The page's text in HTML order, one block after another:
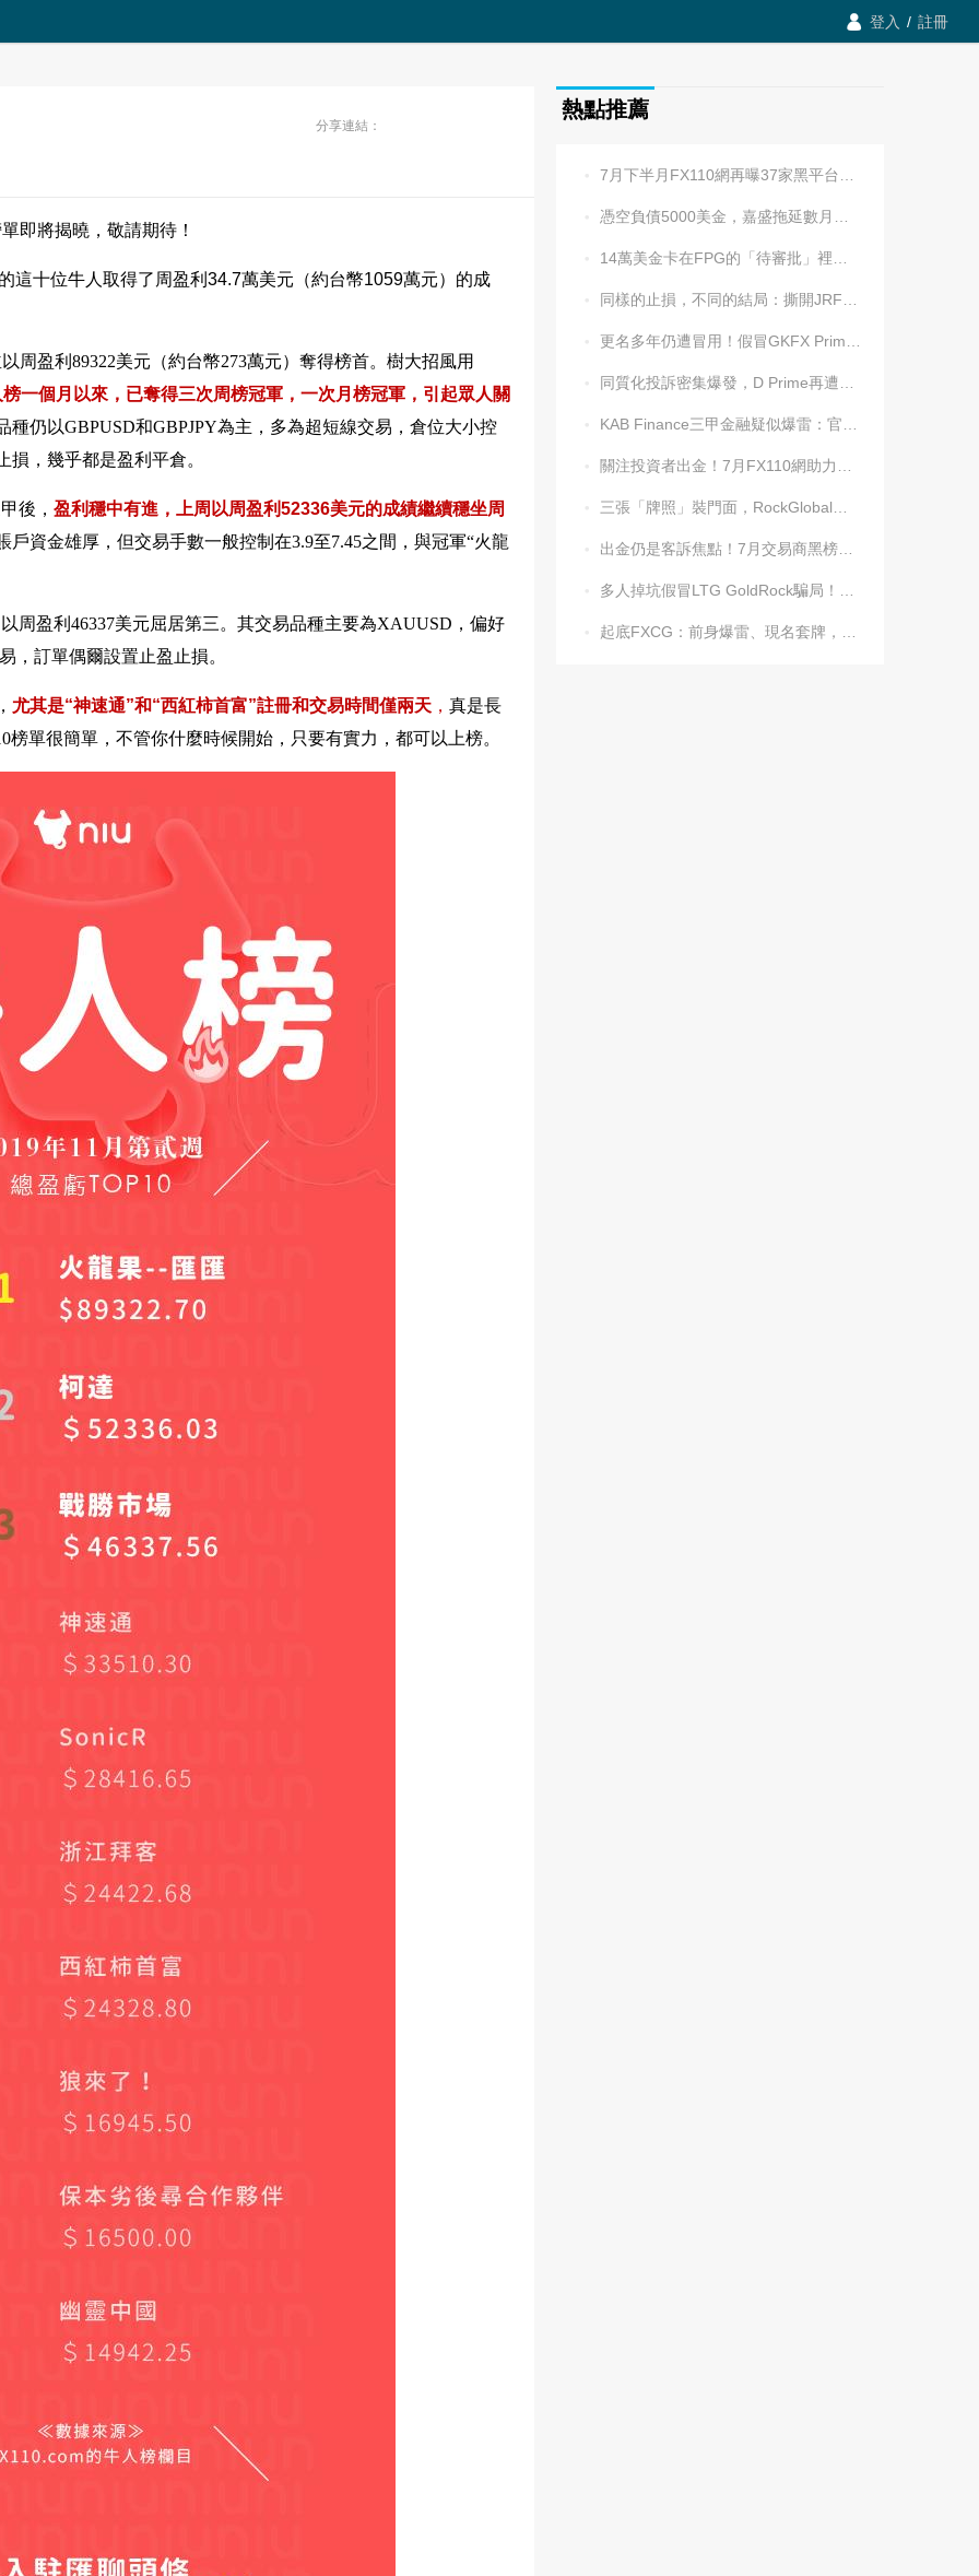
 登入 / 註冊
分享連結：
即將揭曉，敬請期待！
這十位牛人取得了周盈利34.7萬美元（約台幣1059萬元）的成
周盈利89322美元（約台幣273萬元）奪得榜首。樹大招風用
一個月以來，已奪得三次周榜冠軍，一次月榜冠軍，引起眾人關
種仍以GBPUSD和GBPJPY為主，多為超短線交易，倉位大小控
，幾乎都是盈利平倉。
後， 盈利穩中有進，上周以周盈利52336美元的成績繼續穩坐周
資金雄厚，但交易手數一般控制在3.9至7.45之間，與冠軍“火龍
周盈利46337美元屈居第三。其交易品種主要為XAUUSD，偏好
，訂單偶爾設置止盈止損。
尤其是“神速通”和“西紅柿首富”註冊和交易時間僅兩天 ， 真是長
榜單很簡單，不管你什麼時候開始，只要有實力，都可以上榜。
熱點推薦
7月下半月FX110網再曝37家黑平台，多家疑為同一團伙操控
憑空負債5000美金，嘉盛拖延數月後封號！老牌平台耍流氓更令人心寒
14萬美金卡在FPG的「待審批」裡逾兩週，平台全線冷處理
同樣的止損，不同的結局：撕開JRFX金榮環球定向滑點的遮羞布
更名多年仍遭冒用！假冒GKFX Prime捷凱金融，又來了！
同質化投訴密集爆發，D Prime再遭實名舉報：超3.2萬美元遭無理扣押
KAB Finance三甲金融疑似爆雷：官網癱瘓、業務員失聯、出金遇阻
關注投資者出金！7月FX110網助力追回資金1202.5萬元
三張「牌照」裝門面，RockGlobal收割起來毫不手軟
出金仍是客訴焦點！7月交易商黑榜名單發布
多人掉坑假冒LTG GoldRock騙局！平台本尊曾被清算，受害者同樣不計其數
起底FXCG：前身爆雷、現名套牌，受害者還在增加